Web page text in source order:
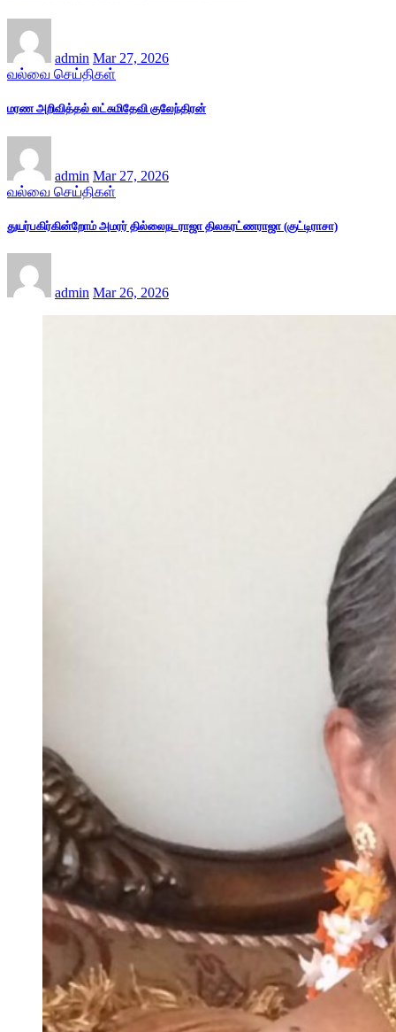
admin Mar 27, 2026
வல்வை செய்திகள்
மரண அறிவித்தல் லட்சுமிதேவி குலேந்திரன்
admin Mar 27, 2026
வல்வை செய்திகள்
துயர்பகிர்கின்றோம் அமரர் தில்லைநடராஜா திலகரட்ணராஜா (குட்டிராசா)
admin Mar 26, 2026